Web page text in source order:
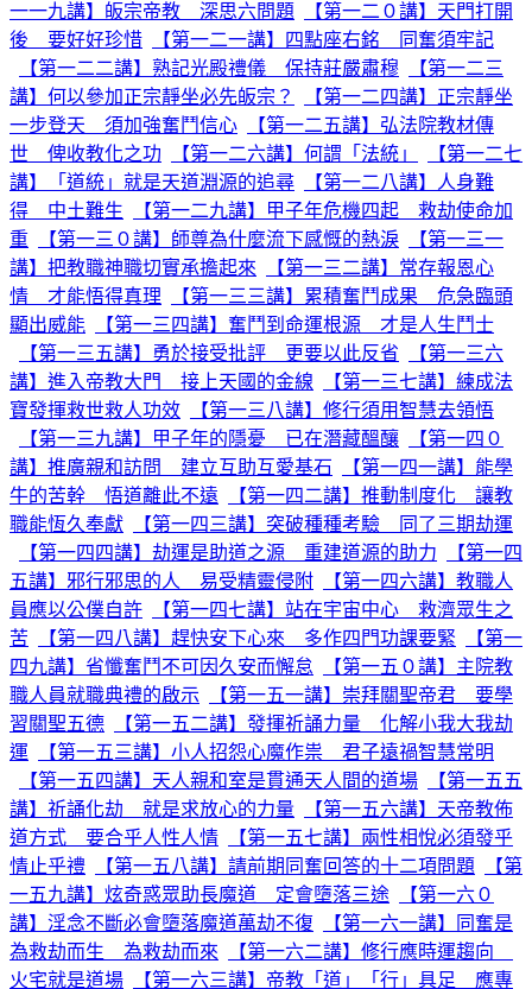
一一九講】皈宗帝教 深思六問題
【第一二０講】天門打開
後 要好好珍惜
【第一二一講】四點座右銘 同奮須牢記
【第一二二講】熟記光殿禮儀 保持莊嚴肅穆
【第一二三
講】何以參加正宗靜坐必先皈宗？
【第一二四講】正宗靜坐
一步登天 須加強奮鬥信心
【第一二五講】弘法院教材傳
世 俾收教化之功
【第一二六講】何謂「法統」
【第一二七
講】「道統」就是天道淵源的追尋
【第一二八講】人身難
得 中土難生
【第一二九講】甲子年危機四起 救劫使命加
重
【第一三０講】師尊為什麼流下感慨的熱淚
【第一三一
講】把教職神職切實承擔起來
【第一三二講】常存報恩心
情 才能悟得真理
【第一三三講】累積奮鬥成果 危急臨頭
顯出威能
【第一三四講】奮鬥到命運根源 才是人生鬥士
【第一三五講】勇於接受批評 更要以此反省
【第一三六
講】進入帝教大門 接上天國的金線
【第一三七講】練成法
寶發揮救世救人功效
【第一三八講】修行須用智慧去領悟
【第一三九講】甲子年的隱憂 已在潛藏醞釀
【第一四０
講】推廣親和訪問 建立互助互愛基石
【第一四一講】能學
牛的苦幹 悟道離此不遠
【第一四二講】推動制度化 讓教
職能恆久奉獻
【第一四三講】突破種種考驗 同了三期劫運
【第一四四講】劫運是助道之源 重建道源的助力
【第一四
五講】邪行邪思的人 易受精靈侵附
【第一四六講】教職人
員應以公僕自許
【第一四七講】站在宇宙中心 救濟眾生之
苦
【第一四八講】趕快安下心來 多作四門功課要緊
【第一
四九講】省懺奮鬥不可因久安而懈怠
【第一五０講】主院教
職人員就職典禮的啟示
【第一五一講】崇拜關聖帝君 要學
習關聖五德
【第一五二講】發揮祈誦力量 化解小我大我劫
運
【第一五三講】小人招怨心魔作祟 君子遠禍智慧常明
【第一五四講】天人親和室是貫通天人間的道場
【第一五五
講】祈誦化劫 就是求放心的力量
【第一五六講】天帝教佈
道方式 要合乎人性人情
【第一五七講】兩性相悅必須發乎
情止乎禮
【第一五八講】請前期同奮回答的十二項問題
【第
一五九講】炫奇惑眾助長魔道 定會墮落三途
【第一六０
講】淫念不斷必會墮落魔道萬劫不復
【第一六一講】同奮是
為救劫而生 為救劫而來
【第一六二講】修行應時運趨向
火宅就是道場
【第一六三講】帝教「道」「行」具足 應專